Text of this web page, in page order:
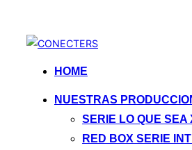
Saltar
contenido
HOME
NUESTRAS
SERIE LO QUE SEA
RED BOX SERIE